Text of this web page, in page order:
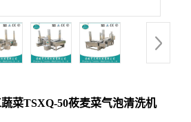
菜TSXQ-50莜麦菜气泡清洗机